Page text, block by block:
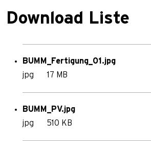
Download Liste
BUMM_Fertigung_01.jpg
jpg
17 MB
BUMM_PV.jpg
jpg
510 KB